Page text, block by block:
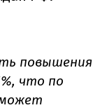
повышения
что по